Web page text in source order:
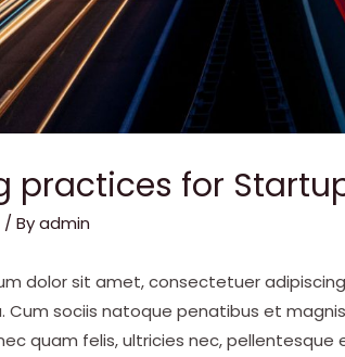
practices for
/ Byadmin
dolor sit amet, consectetuer
Cum sociis natoque penatibus et
quam felis, ultricies nec, pellentesque